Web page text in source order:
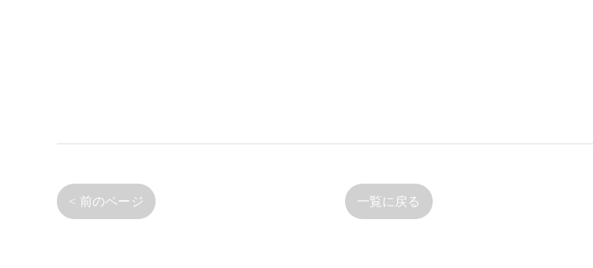
< 前のページ 一覧に戻る